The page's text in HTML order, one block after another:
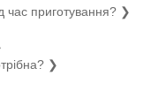
час приготування? ❯
❯